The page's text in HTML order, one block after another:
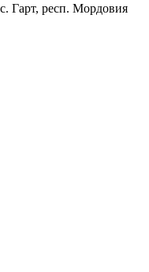
Гарт, респ. Мордовия